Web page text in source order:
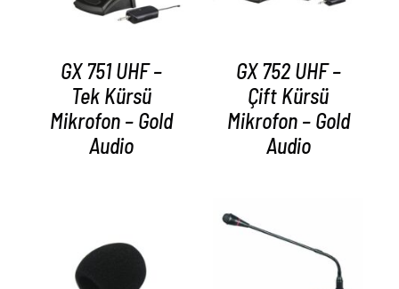
GX 751 UHF –
Tek Kürsü
Mikrofon – Gold
Audio
GX 752 UHF –
Çift Kürsü
Mikrofon – Gold
Audio
AYRINTILAR